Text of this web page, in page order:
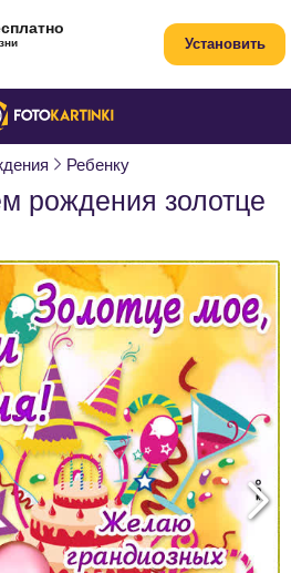
Ребенку
рождения золотце
Установить